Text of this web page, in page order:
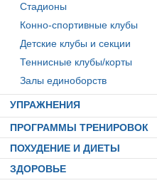
Стадионы
Конно-спортивные клубы
Детские клубы и секции
Теннисные клубы/корты
Залы единоборств
УПРАЖНЕНИЯ
ПРОГРАММЫ ТРЕНИРОВОК
ПОХУДЕНИЕ И ДИЕТЫ
ЗДОРОВЬЕ